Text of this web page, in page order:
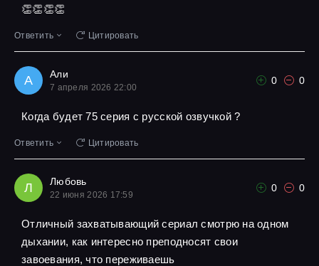
👏👏👏👏
Ответить Цитировать
А Али
7 апреля 2026 22:00
0 0
Когда будет 75 серия с русской озвучкой ?
Ответить Цитировать
Л Любовь
22 июня 2026 17:59
0 0
Отличный захватывающий сериал смотрю на одном
дыхании, как интересно преподносят свои
завоевания, что переживаешь